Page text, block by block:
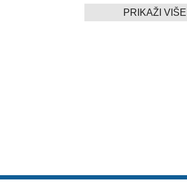
PRIKAŽI VIŠE